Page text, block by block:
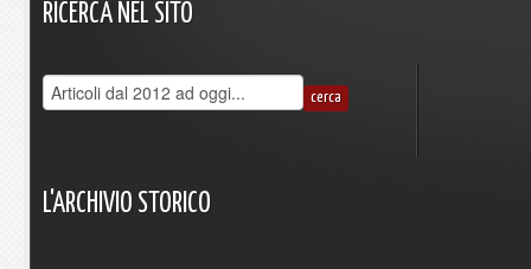
RICERCA NEL SITO
L'ARCHIVIO STORICO